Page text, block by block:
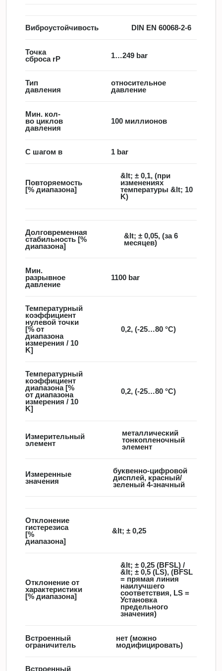
Виброустойчивость DIN EN 60068-2-6
Точка
сброса rP
1…249 bar
Тип
давления
относительное
давление
Мин. кол-
во циклов
давления
100 миллионов
С шагом в 1 bar
Повторяемость
[% диапазона]
&lt; ± 0,1, (при
изменениях
температуры &lt; 10
K)
Долговременная
стабильность [%
диапазона]
&lt; ± 0,05, (за 6
месяцев)
Мин.
разрывное
давление
1100 bar
Температурный
коэффициент
нулевой точки
[% от
диапазона
измерения / 10
K]
0,2, (-25…80 °C)
Температурный
коэффициент
диапазона [%
от диапазона
измерения / 10
K]
0,2, (-25…80 °C)
Измерительный
элемент
металлический
тонкопленочный
элемент
Измеренные
значения
буквенно-цифровой
дисплей, красный/
зеленый 4-значный
Отклонение
гистерезиса
[%
диапазона]
&lt; ± 0,25
Отклонение от
характеристики
[% диапазона]
&lt; ± 0,25 (BFSL) /
&lt; ± 0,5 (LS), (BFSL
= прямая линия
наилучшего
соответствия, LS =
Установка
предельного
значения)
Встроенный
ограничитель
нет (можно
модифицировать)
Встроенный